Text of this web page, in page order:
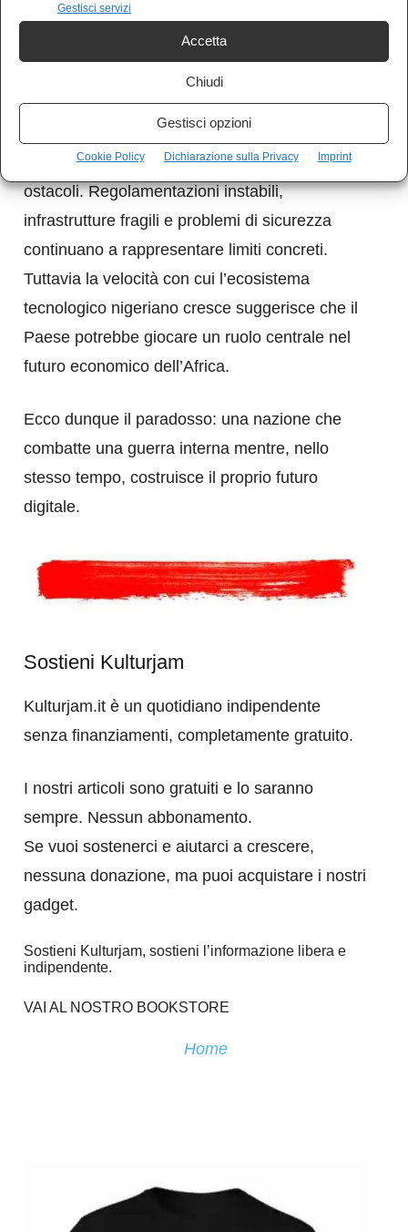
Gestisci servizi
Accetta
Chiudi
Gestisci opzioni
Cookie Policy Dichiarazione sulla Privacy Imprint
capitali globali e sviluppatori da tutto il
continente. Le soluzioni digitali nate qui stanno
iniziando a diffondersi in Africa occidentale e
oltre.
Naturalmente il percorso non è privo di
ostacoli. Regolamentazioni instabili,
infrastrutture fragili e problemi di sicurezza
continuano a rappresentare limiti concreti.
Tuttavia la velocità con cui l’ecosistema
tecnologico nigeriano cresce suggerisce che il
Paese potrebbe giocare un ruolo centrale nel
futuro economico dell’Africa.
Ecco dunque il paradosso: una nazione che
combatte una guerra interna mentre, nello
stesso tempo, costruisce il proprio futuro
digitale.
Sostieni Kulturjam
Kulturjam.it è un quotidiano indipendente
senza finanziamenti, completamente gratuito.
I nostri articoli sono gratuiti e lo saranno
sempre. Nessun abbonamento.
Se vuoi sostenerci e aiutarci a crescere,
nessuna donazione, ma puoi acquistare i nostri
gadget.
Sostieni Kulturjam, sostieni l’informazione libera e
indipendente.
VAI AL NOSTRO BOOKSTORE
Home